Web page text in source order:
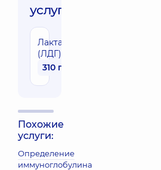
услуги:
Лактатдегидрогеназа
(ЛДГ)
310 грн
Похожие
услуги:
Определение
иммуноглобулина